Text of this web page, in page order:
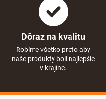
Dôraz na kvalitu
Robíme všetko preto aby
naše produkty boli najlepšie
v krajine.